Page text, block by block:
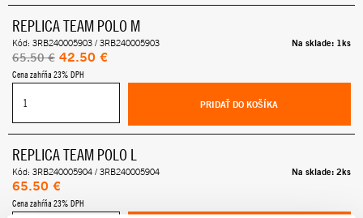
REPLICA TEAM POLO M
Kód: 3RB240005903 / 3RB240005903 Na sklade: 1ks
65.50 € 42.50 €
Cena zahŕňa 23% DPH
PRIDAŤ DO KOŠÍKA
REPLICA TEAM POLO L
Kód: 3RB240005904 / 3RB240005904 Na sklade: 2ks
65.50 €
Cena zahŕňa 23% DPH